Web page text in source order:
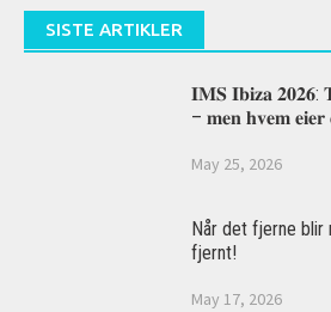
SISTE ARTIKLER
𝐈𝐌𝐒 𝐈𝐛𝐢𝐳𝐚 𝟐𝟎𝟐𝟔:
– 𝐦𝐞𝐧 𝐡𝐯𝐞𝐦 𝐞𝐢𝐞𝐫
May 25, 2026
Når det fjerne
fjernt!
May 17, 2026